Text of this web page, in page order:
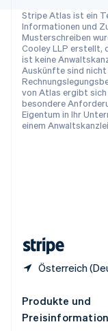
Stripe Atlas ist ein
Informationen und
Musterschreiben
Cooley LLP erstellt,
ist keine
Auskünfte sind
von Atlas ergibt sich
besondere
Eigentum in Ihr
einem
Österreich
English简体中文
Spanien
EspañolEnglish
Thailand
ไทยEnglish
English
Ungarn
English
Produkte und